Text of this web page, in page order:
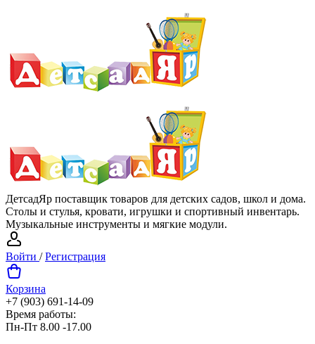
ДетсадЯр поставщик товаров для детских садов, школ и дома.
Столы и стулья, кровати, игрушки и спортивный инвентарь.
Музыкальные инструменты и мягкие модули.
Войти /Регистрация
Корзина
+7 (903) 691-14-09
Время работы:
Пн-Пт 8.00 -17.00